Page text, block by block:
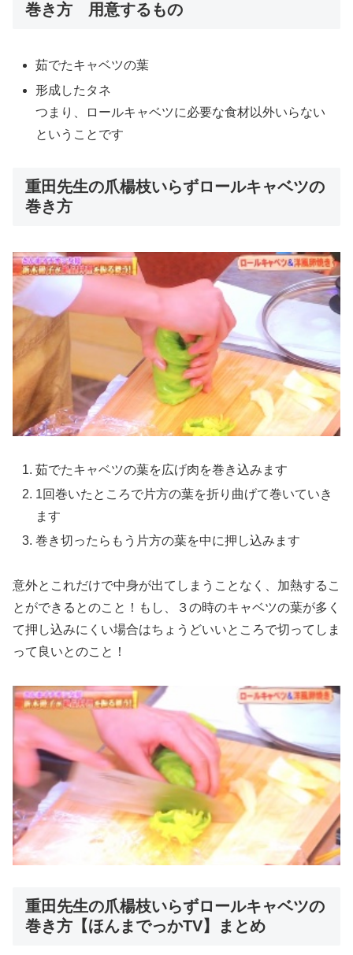
巻き方 用意するもの
茹でたキャベツの葉
形成したタネ
つまり、ロールキャベツに必要な食材以外いらない
ということです
重田先生の爪楊枝いらずロールキャベツの
巻き方
茹でたキャベツの葉を広げ肉を巻き込みます
1回巻いたところで片方の葉を折り曲げて巻いていき
ます
巻き切ったらもう片方の葉を中に押し込みます
意外とこれだけで中身が出てしまうことなく、加熱するこ
とができるとのこと！もし、３の時のキャベツの葉が多く
て押し込みにくい場合はちょうどいいところで切ってしま
って良いとのこと！
重田先生の爪楊枝いらずロールキャベツの
巻き方【ほんまでっかTV】まとめ